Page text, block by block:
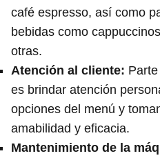
café espresso, así como
bebidas como
otras.
Atención al cliente:
es brindar atención
opciones del menú y
amabilidad y eficacia.
Mantenimiento de la